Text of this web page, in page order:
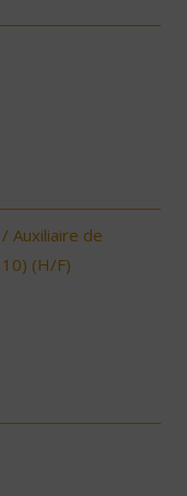
Auxiliaire de
(H/F)